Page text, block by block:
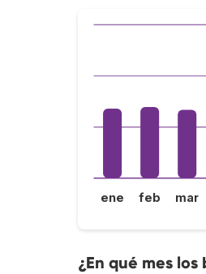
ene feb mar
¿En qué mes